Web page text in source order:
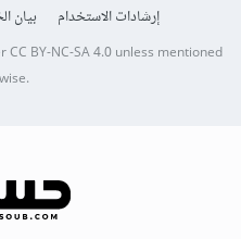
إرشادات الاستخدام
بيان
CC BY-NC-SA 4.0unless mentioned